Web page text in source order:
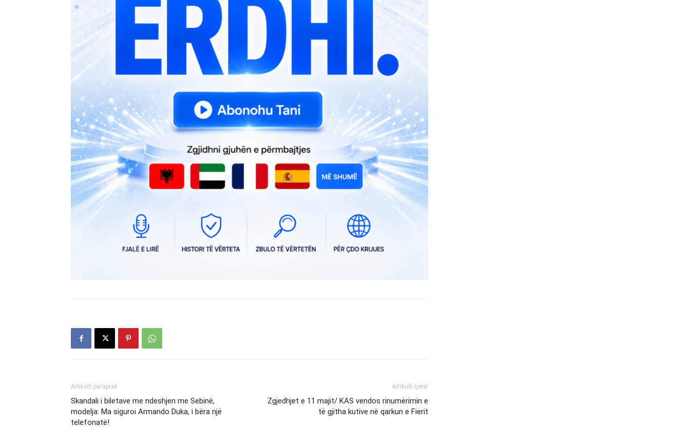
Artikulli paraprak
Skandali i biletave me ndeshjen me Sebinë,
modelja: Ma siguroi Armando Duka, i bëra një
telefonatë!
Artikulli tjetër
Zgjedhjet e 11 majit/ KAS vendos rinumërimin e
të gjitha kutive në qarkun e Fierit